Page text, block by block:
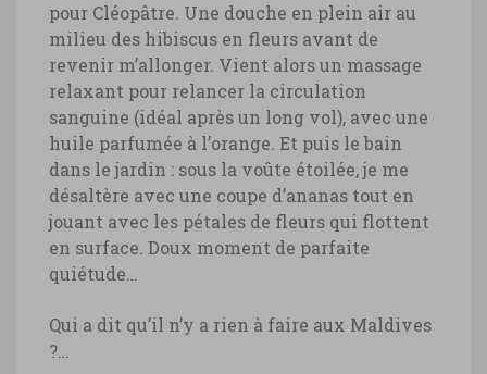
pour Cléopâtre. Une douche en plein air au
milieu des hibiscus en fleurs avant de
revenir m’allonger. Vient alors un massage
relaxant pour relancer la circulation
sanguine (idéal après un long vol), avec une
huile parfumée à l’orange. Et puis le bain
dans le jardin : sous la voûte étoilée, je me
désaltère avec une coupe d’ananas tout en
jouant avec les pétales de fleurs qui flottent
en surface. Doux moment de parfaite
quiétude…
Qui a dit qu’il n’y a rien à faire aux Maldives
?…